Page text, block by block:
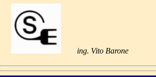
ing. Vito Barone